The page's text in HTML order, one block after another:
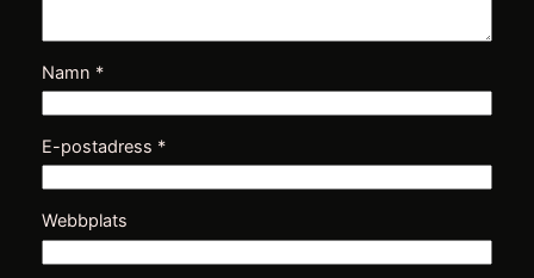
Namn *
E-postadress *
Webbplats